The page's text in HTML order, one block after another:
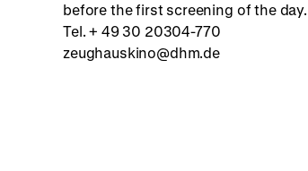
before the first screening of the day.
Tel. + 49 30 20304-770
zeughauskino@dhm.de